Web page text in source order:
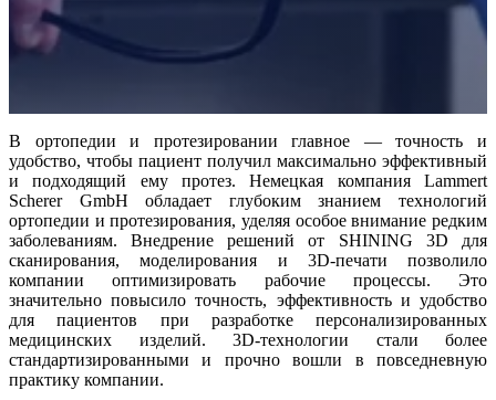
Aoralscan 3 Wireless
Aoralscan 3
Стоматологический 3D-принтер
AccuFab-F1 НОВИНКА
AccuFab-CEL
AccuFab-L4D/K
AccuFab-D1s
Для постобработки
FabWash
FabCure N2НОВИНКА
FabCure 2
В ортопедии и протезировании главное — точность и
удобство, чтобы пациент получил максимально эффективный
и подходящий ему протез. Немецкая компания Lammert
Scherer GmbH обладает глубоким знанием технологий
ортопедии и протезирования, уделяя особое внимание редким
заболеваниям. Внедрение решений от SHINING 3D для
сканирования, моделирования и 3D-печати позволило
компании оптимизировать рабочие процессы. Это
значительно повысило точность, эффективность и удобство
для пациентов при разработке персонализированных
медицинских изделий. 3D-технологии стали более
стандартизированными и прочно вошли в повседневную
практику компании.